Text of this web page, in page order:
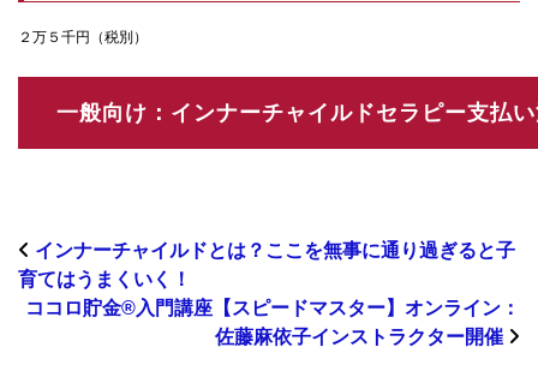
２万５千円（税別）
インナーチャイルドとは？ここを無事に通り過ぎると子
育てはうまくいく！
ココロ貯金®︎入門講座【スピードマスター】オンライン：
佐藤麻依子インストラクター開催